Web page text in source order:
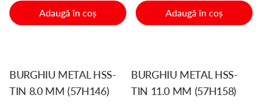
Adaugă în coș
Adaugă în coș
BURGHIU METAL HSS-
TIN 8.0 MM (57H146)
BURGHIU METAL HSS-
TIN 11.0 MM (57H158)